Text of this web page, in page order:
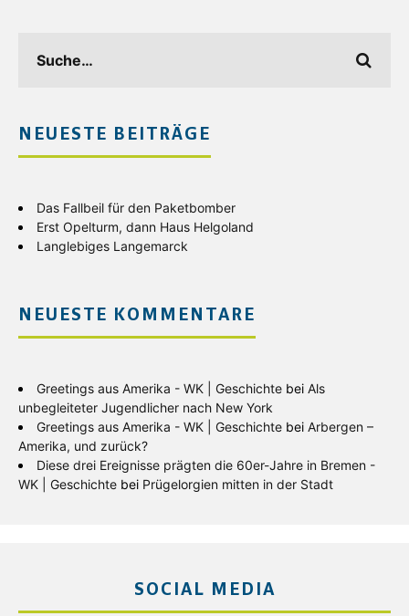
NEUESTE BEITRÄGE
Das Fallbeil für den Paketbomber
Erst Opelturm, dann Haus Helgoland
Langlebiges Langemarck
NEUESTE KOMMENTARE
Greetings aus Amerika - WK | Geschichte bei Als
unbegleiteter Jugendlicher nach New York
Greetings aus Amerika - WK | Geschichte bei Arbergen –
Amerika, und zurück?
Diese drei Ereignisse prägten die 60er-Jahre in Bremen -
WK | Geschichte bei Prügelorgien mitten in der Stadt
SOCIAL MEDIA